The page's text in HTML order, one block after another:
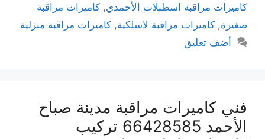
كاميرات مراقبة اسطبلات الأحمدي, كاميرات مراقبة
صغيرة, كاميرات مراقبة لاسلكية, كاميرات مراقبة منزلية
أضف تعليق
فني كاميرات مراقبة مدينة صباح
الأحمد 66428585 تركيب